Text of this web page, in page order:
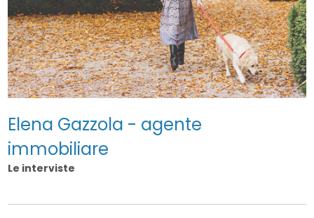
Elena Gazzola - agente
immobiliare
Le interviste